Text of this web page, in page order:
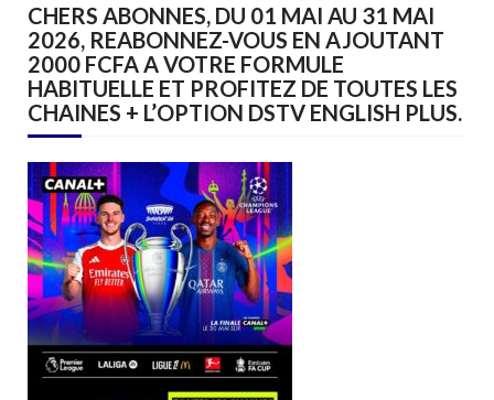
CHERS ABONNES, DU 01 MAI AU 31 MAI
2026, REABONNEZ-VOUS EN AJOUTANT
2000 FCFA A VOTRE FORMULE
HABITUELLE ET PROFITEZ DE TOUTES LES
CHAINES + L’OPTION DSTV ENGLISH PLUS.